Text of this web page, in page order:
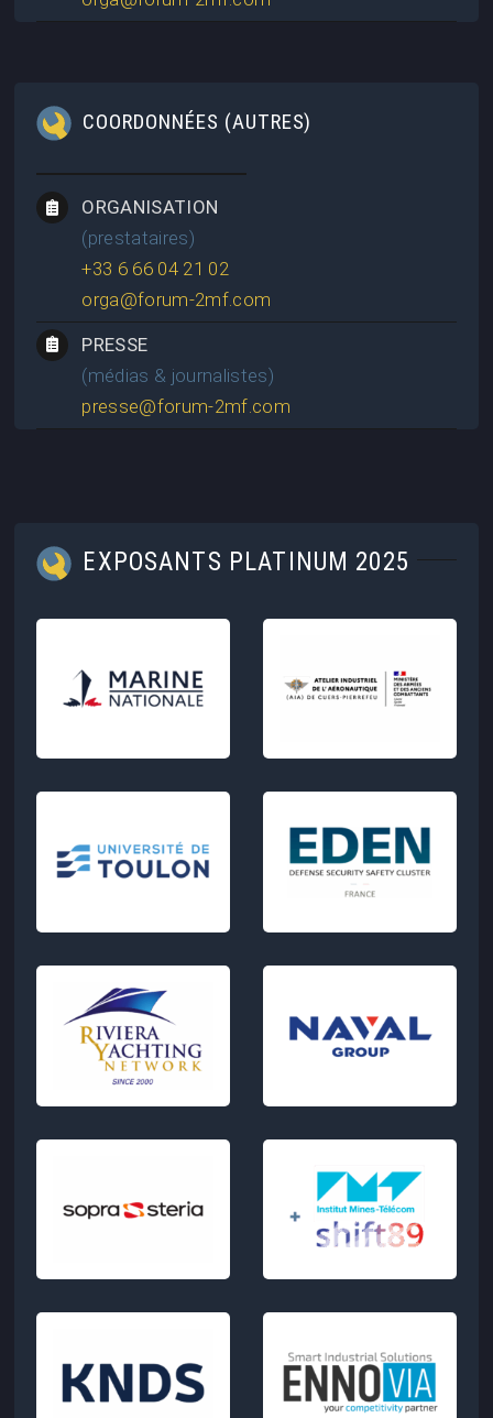
COORDONNÉES (AUTRES)
ORGANISATION
(prestataires)
+33 6 66 04 21 02
orga@forum-2mf.com
PRESSE
(médias & journalistes)
presse@forum-2mf.com
EXPOSANTS PLATINUM 2025